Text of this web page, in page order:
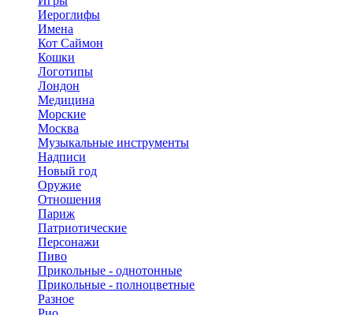
Иероглифы
Имена
Кот Саймон
Кошки
Логотипы
Лондон
Медицина
Морские
Москва
Музыкальные инструменты
Надписи
Новый год
Оружие
Отношения
Париж
Патриотические
Персонажи
Пиво
Прикольные - однотонные
Прикольные - полноцветные
Разное